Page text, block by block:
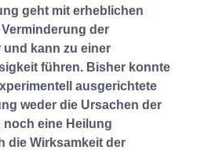
geht mit erheblichen
der
und kann zu einer
führen. Bisher konnte
ausgerichtete
weder die Ursachen der
eine Heilung
die Wirksamkeit der